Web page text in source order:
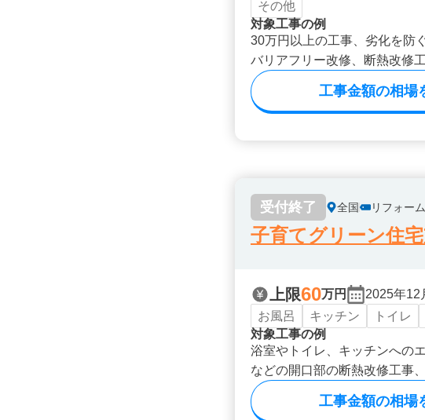
その他
対象工事の例
30万円以上の工事、劣化を防
バリアフリー改修、断熱改修
工事金額の相場
受付終了 全国 リフォー
子育てグリーン住
上限60万円
2025年12
お風呂
キッチン トイレ
対象工事の例
浴室やトイレ、キッチンへの
などの開口部の断熱改修工事
工事金額の相場